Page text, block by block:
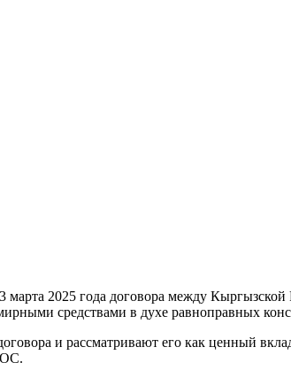
марта 2025 года договора между
средствами в духе равноправных
и рассматривают его как ценный